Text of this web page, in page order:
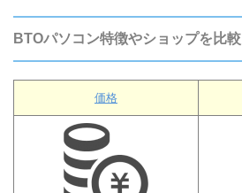
BTOパソコン特徴やショップを比較
価格